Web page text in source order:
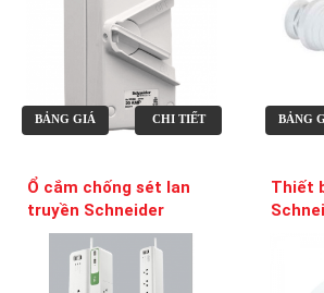
BẢNG GIÁ CHI TIẾT BẢNG
Ổ cắm chống sét lan
truyền Schneider
Thiết